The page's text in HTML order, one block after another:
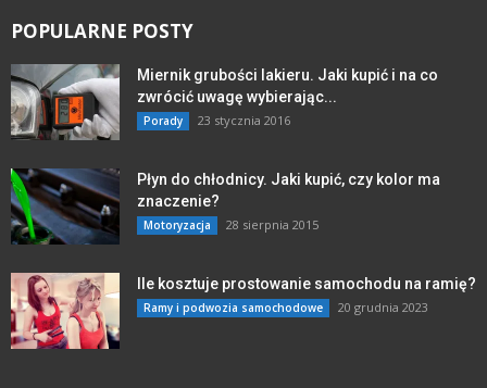
POPULARNE POSTY
Miernik grubości lakieru. Jaki kupić i na co
zwrócić uwagę wybierając...
Porady 23 stycznia 2016
Płyn do chłodnicy. Jaki kupić, czy kolor ma
znaczenie?
Motoryzacja 28 sierpnia 2015
Ile kosztuje prostowanie samochodu na ramię?
Ramy i podwozia samochodowe 20 grudnia 2023